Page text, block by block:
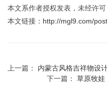
本文系作者授权发表，未经许可
本文链接： http://mgl9.com/
上一篇： 内蒙古风格吉祥物设
下一篇： 草原牧娃